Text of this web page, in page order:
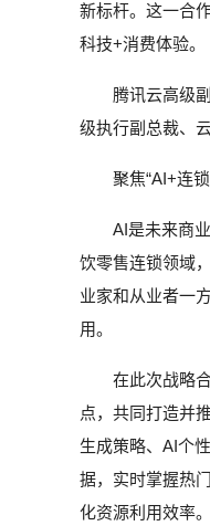
新标杆。这一合
科技+消费体验。
腾讯云高级
级执行副总裁、
聚焦“AI+连
AI是未来商
饮零售连锁领域
业家和从业者一
用。
在此次战略
点，共同打造并
生成策略、AI个
据，实时掌握热
化资源利用效率